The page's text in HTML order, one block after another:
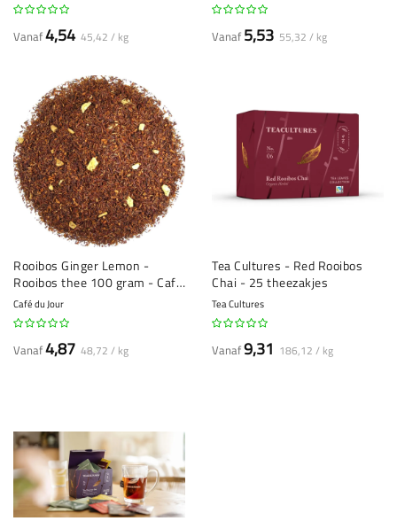
Vanaf4,54 45,42 / kg Vanaf 5,53 55,32 / kg
Rooibos Ginger Lemon -
Rooibos thee 100 gram - Café
du Jour losse thee
Café du Jour
Vanaf4,87 48,72 / kg
Tea Cultures - Red Rooibos
Chai - 25 theezakjes
Tea Cultures
Vanaf9,31 186,12 / kg